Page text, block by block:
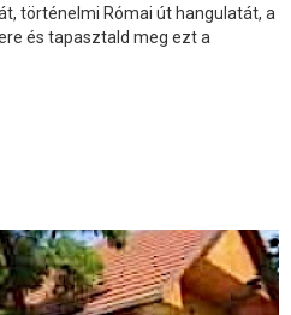
történelmi Római út hangulatát, a
és tapasztald meg ezt a